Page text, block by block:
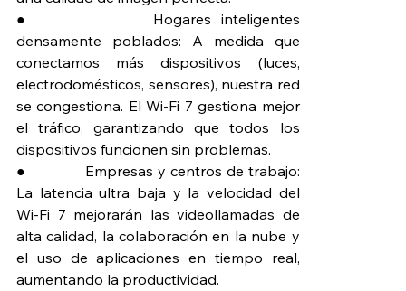
●             Hogares inteligentes
densamente poblados: A medida que
conectamos más dispositivos (luces,
electrodomésticos, sensores), nuestra red
se congestiona. El Wi-Fi 7 gestiona mejor
el tráfico, garantizando que todos los
dispositivos funcionen sin problemas.
●             Empresas y centros de trabajo:
La latencia ultra baja y la velocidad del
Wi-Fi 7 mejorarán las videollamadas de
alta calidad, la colaboración en la nube y
el uso de aplicaciones en tiempo real,
aumentando la productividad.